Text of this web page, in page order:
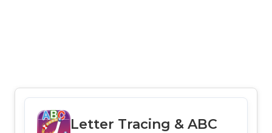
Letter Tracing & ABC